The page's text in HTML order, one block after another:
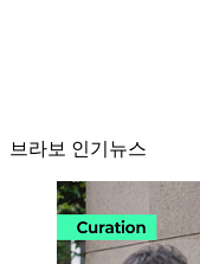
브라보 인기뉴스